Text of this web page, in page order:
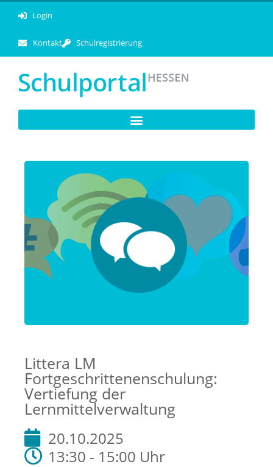
Login
Kontakt Schulregistrierung
Littera LM
Fortgeschrittenenschulung:
Vertiefung der
Lernmittelverwaltung
20.10.2025
13:30 - 15:00 Uhr